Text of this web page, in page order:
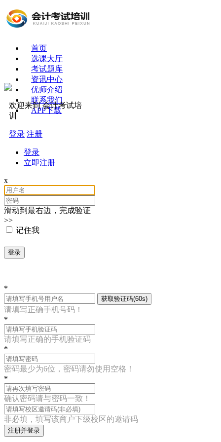
首页
选课大厅
考试题库
资讯中心
优师介绍
联系我们
APP下载
欢迎来到 会计考试培
训
登录 注册
登录
立即注册
x
滑动到最右边，完成验证
>>
记住我
登录
*
获取验证码(60s)
请填写正确手机号码！
*
请填写正确的手机验证码
*
密码最少为6位，密码请勿使用空格！
*
确认密码请与密码一致！
非必填，填写该商户下级校区的邀请码
注册并登录